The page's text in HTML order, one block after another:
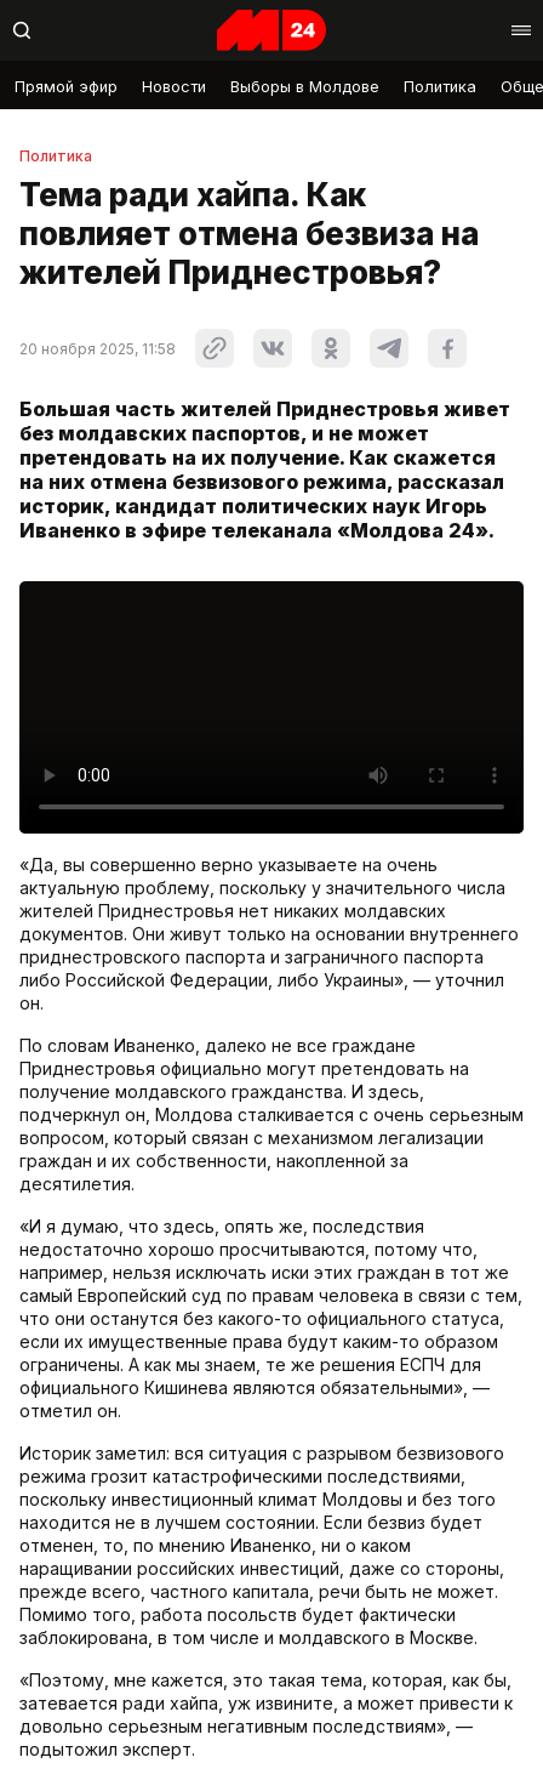
Прямой эфир Новости Выборы в Молдове Политика
Политика
Тема ради хайпа. Как
повлияет отмена безвиза на
жителей Приднестровья?
20 ноября 2025, 11:58
Большая часть жителей Приднестровья живет
без молдавских паспортов, и не может
претендовать на их получение. Как скажется
на них отмена безвизового режима, рассказал
историк, кандидат политических наук Игорь
Иваненко в эфире телеканала «Молдова 24».
«Да, вы совершенно верно указываете на очень
актуальную проблему, поскольку у значительного числа
жителей Приднестровья нет никаких молдавских
документов. Они живут только на основании внутреннего
приднестровского паспорта и заграничного паспорта
либо Российской Федерации, либо Украины», — уточнил
он.
По словам Иваненко, далеко не все граждане
Приднестровья официально могут претендовать на
получение молдавского гражданства. И здесь,
подчеркнул он, Молдова сталкивается с очень серьезным
вопросом, который связан с механизмом легализации
граждан и их собственности, накопленной за
десятилетия.
«И я думаю, что здесь, опять же, последствия
недостаточно хорошо просчитываются, потому что,
например, нельзя исключать иски этих граждан в тот же
самый Европейский суд по правам человека в связи с тем,
что они останутся без какого-то официального статуса,
если их имущественные права будут каким-то образом
ограничены. А как мы знаем, те же решения ЕСПЧ для
официального Кишинева являются обязательными», —
отметил он.
Историк заметил: вся ситуация с разрывом безвизового
режима грозит катастрофическими последствиями,
поскольку инвестиционный климат Молдовы и без того
находится не в лучшем состоянии. Если безвиз будет
отменен, то, по мнению Иваненко, ни о каком
наращивании российских инвестиций, даже со стороны,
прежде всего, частного капитала, речи быть не может.
Помимо того, работа посольств будет фактически
заблокирована, в том числе и молдавского в Москве.
«Поэтому, мне кажется, это такая тема, которая, как бы,
затевается ради хайпа, уж извините, а может привести к
довольно серьезным негативным последствиям», —
подытожил эксперт.